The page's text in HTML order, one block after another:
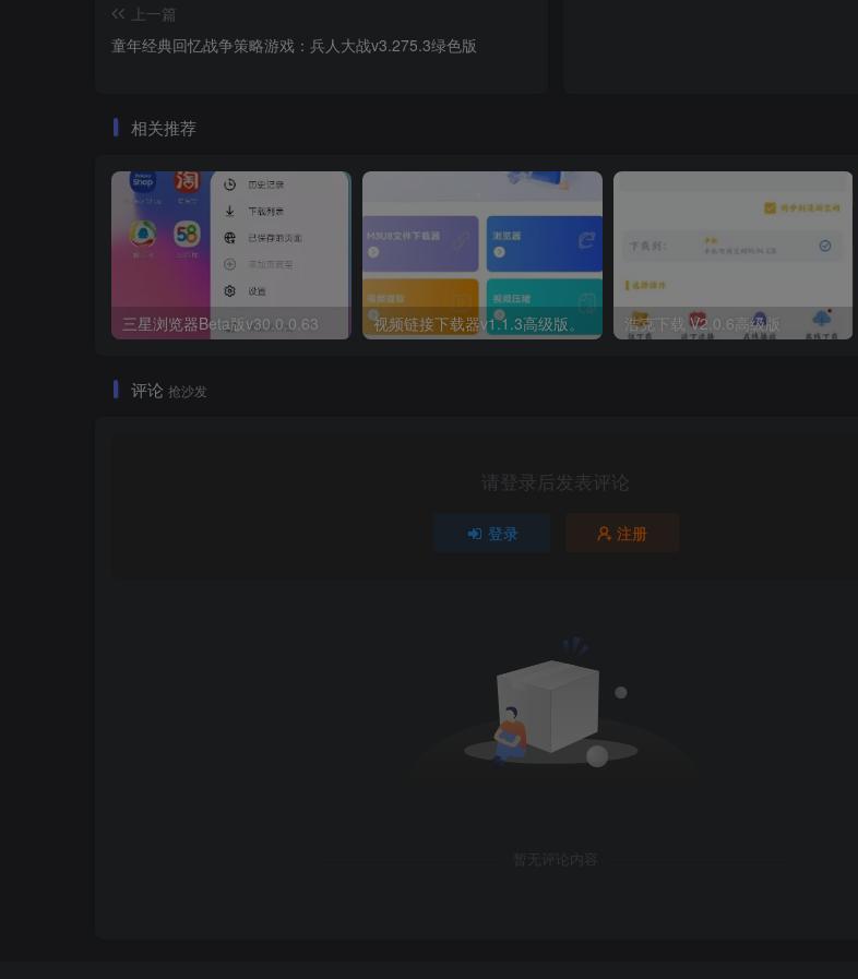
上一篇
童年经典回忆战争策略游戏：兵人大战v3.275.3绿色版
相关推荐
三星浏览器Beta版v30.0.0.63 视频链接下载器v1.1.3高级版。 浩克下载 V2.0.6高级版
评论 抢沙发
请登录后发表评论
登录 注册
暂无评论内容